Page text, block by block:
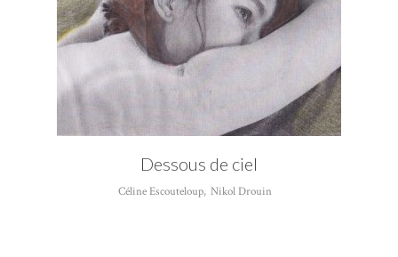
Dessous de ciel
Céline Escouteloup, Nikol Drouin